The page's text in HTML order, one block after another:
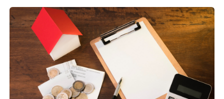
Notre Équipe
Nos Actualités
EXTRANET
Davril Immo